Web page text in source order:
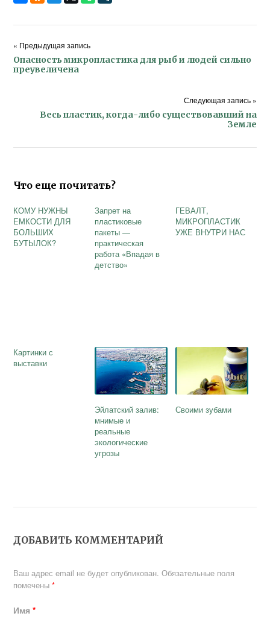
« Предыдущая запись
Опасность микропластика для рыб и людей сильно
преувеличена
Следующая запись »
Весь пластик, когда-либо существовавший на
Земле
Что еще почитать?
КОМУ НУЖНЫ
ЕМКОСТИ ДЛЯ
БОЛЬШИХ
БУТЫЛОК?
Запрет на
пластиковые
пакеты —
практическая
работа «Впадая в
детство»
ГЕВАЛТ,
МИКРОПЛАСТИК
УЖЕ ВНУТРИ НАС
Картинки с
выставки
Эйлатский залив:
мнимые и
реальные
экологические
угрозы
Своими зубами
ДОБАВИТЬ КОММЕНТАРИЙ
Ваш адрес email не будет опубликован. Обязательные поля
помечены*
Имя*